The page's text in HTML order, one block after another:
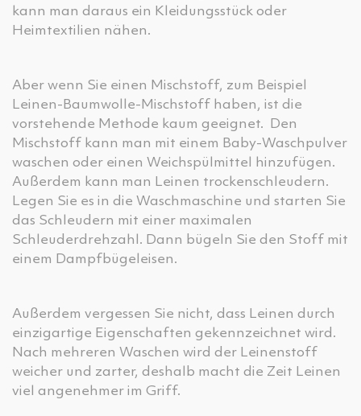
kann man daraus ein Kleidungsstück oder
Heimtextilien nähen.
Aber wenn Sie einen Mischstoff, zum Beispiel
Leinen-Baumwolle-Mischstoff haben, ist die
vorstehende Methode kaum geeignet. Den
Mischstoff kann man mit einem Baby-Waschpulver
waschen oder einen Weichspülmittel hinzufügen.
Außerdem kann man Leinen trockenschleudern.
Legen Sie es in die Waschmaschine und starten Sie
das Schleudern mit einer maximalen
Schleuderdrehzahl. Dann bügeln Sie den Stoff mit
einem Dampfbügeleisen.
Außerdem vergessen Sie nicht, dass Leinen durch
einzigartige Eigenschaften gekennzeichnet wird.
Nach mehreren Waschen wird der Leinenstoff
weicher und zarter, deshalb macht die Zeit Leinen
viel angenehmer im Griff.